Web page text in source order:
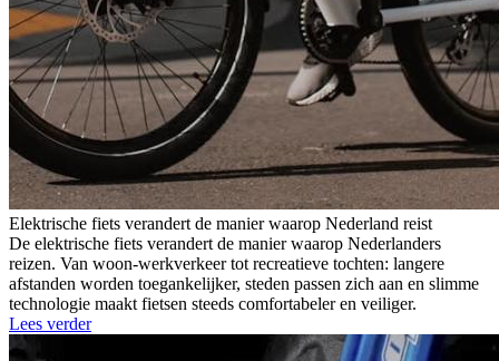
Elektrische fiets verandert de manier waarop Nederland reist
De elektrische fiets verandert de manier waarop Nederlanders
reizen. Van woon-werkverkeer tot recreatieve tochten: langere
afstanden worden toegankelijker, steden passen zich aan en slimme
technologie maakt fietsen steeds comfortabeler en veiliger.
Lees verder